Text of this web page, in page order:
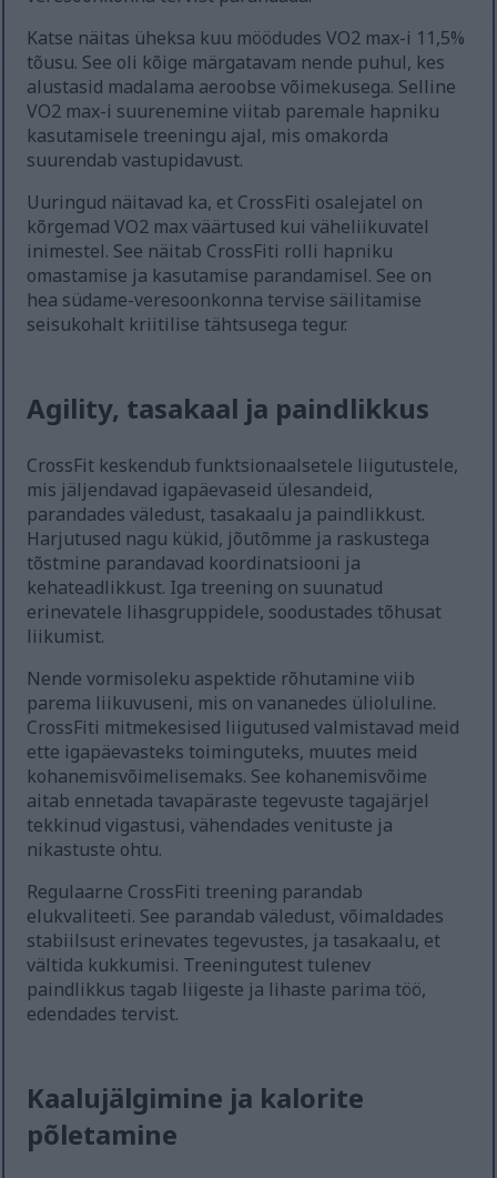
Katse näitas üheksa kuu möödudes VO2 max-i 11,5%
tõusu. See oli kõige märgatavam nende puhul, kes
alustasid madalama aeroobse võimekusega. Selline
VO2 max-i suurenemine viitab paremale hapniku
kasutamisele treeningu ajal, mis omakorda
suurendab vastupidavust.
Uuringud näitavad ka, et CrossFiti osalejatel on
kõrgemad VO2 max väärtused kui väheliikuvatel
inimestel. See näitab CrossFiti rolli hapniku
omastamise ja kasutamise parandamisel. See on
hea südame-veresoonkonna tervise säilitamise
seisukohalt kriitilise tähtsusega tegur.
Agility, tasakaal ja paindlikkus
CrossFit keskendub funktsionaalsetele liigutustele,
mis jäljendavad igapäevaseid ülesandeid,
parandades väledust, tasakaalu ja paindlikkust.
Harjutused nagu kükid, jõutõmme ja raskustega
tõstmine parandavad koordinatsiooni ja
kehateadlikkust. Iga treening on suunatud
erinevatele lihasgruppidele, soodustades tõhusat
liikumist.
Nende vormisoleku aspektide rõhutamine viib
parema liikuvuseni, mis on vananedes ülioluline.
CrossFiti mitmekesised liigutused valmistavad meid
ette igapäevasteks toiminguteks, muutes meid
kohanemisvõimelisemaks. See kohanemisvõime
aitab ennetada tavapäraste tegevuste tagajärjel
tekkinud vigastusi, vähendades venituste ja
nikastuste ohtu.
Regulaarne CrossFiti treening parandab
elukvaliteeti. See parandab väledust, võimaldades
stabiilsust erinevates tegevustes, ja tasakaalu, et
vältida kukkumisi. Treeningutest tulenev
paindlikkus tagab liigeste ja lihaste parima töö,
edendades tervist.
Kaalujälgimine ja kalorite
põletamine